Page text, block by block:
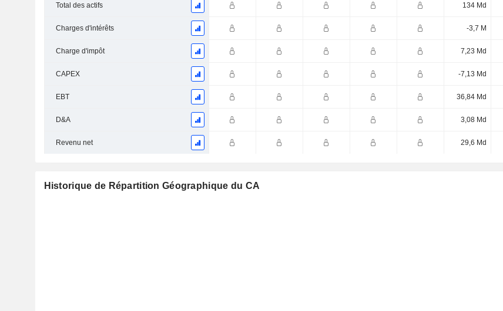
Total des actifs 134 Md
Charges d'intérêts -3,7 M
Charge d'impôt 7,23 Md
CAPEX -7,13 Md
EBT 36,84 Md
D&A 3,08 Md
Revenu net 29,6 Md
Historique de Répartition Géographique du CA